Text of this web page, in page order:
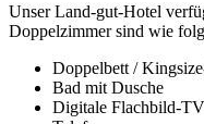
Unser Land-gut-Hotel
Doppelzimmer sind wie
Doppelbett /
Bad mit Dusche
Digitale Flachbild-TV